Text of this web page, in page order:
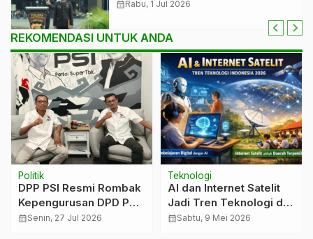
Amanat Presiden: Polri Harus
Dipercaya Masyarakat
calendar_monthRabu, 1 Jul 2026
REKOMENDASI UNTUK ANDA
Politik
DPP PSI Resmi Rombak
Kepengurusan DPD PSI
Tubaba, Eko Sunarko:
calendar_monthSenin, 27 Jul 2026
Teknologi
AI dan Internet Satelit
Jadi Tren Teknologi di
Indonesia 2026, Dunia
calendar_monthSabtu, 9 Mei 2026